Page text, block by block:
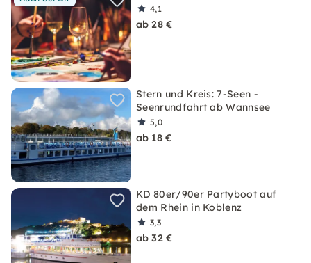
4,1
ab 28 €
Stern und Kreis: 7-Seen -
Seenrundfahrt ab Wannsee
5,0
ab 18 €
KD 80er/90er Partyboot auf
dem Rhein in Koblenz
3,3
ab 32 €